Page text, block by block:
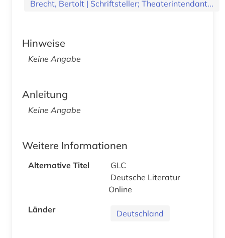
Brecht, Bertolt | Schriftsteller; Theaterintendant...
Hinweise
Keine Angabe
Anleitung
Keine Angabe
Weitere Informationen
Alternative Titel
GLC
Deutsche Literatur
Online
Länder
Deutschland